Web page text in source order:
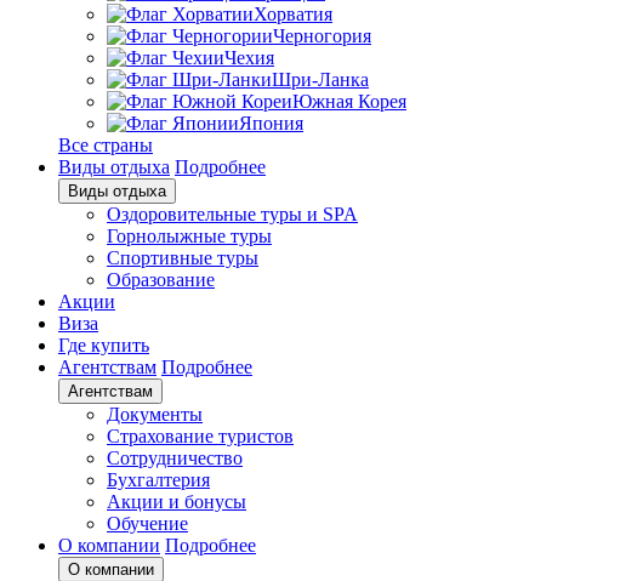
Хорватия
Черногория
Чехия
Шри-Ланка
Южная Корея
Япония
Все страны
Виды отдыха Подробнее
Виды отдыха
Оздоровительные туры и SPA
Горнолыжные туры
Спортивные туры
Образование
Акции
Виза
Где купить
Агентствам Подробнее
Агентствам
Документы
Страхование туристов
Сотрудничество
Бухгалтерия
Акции и бонусы
Обучение
О компании Подробнее
О компании